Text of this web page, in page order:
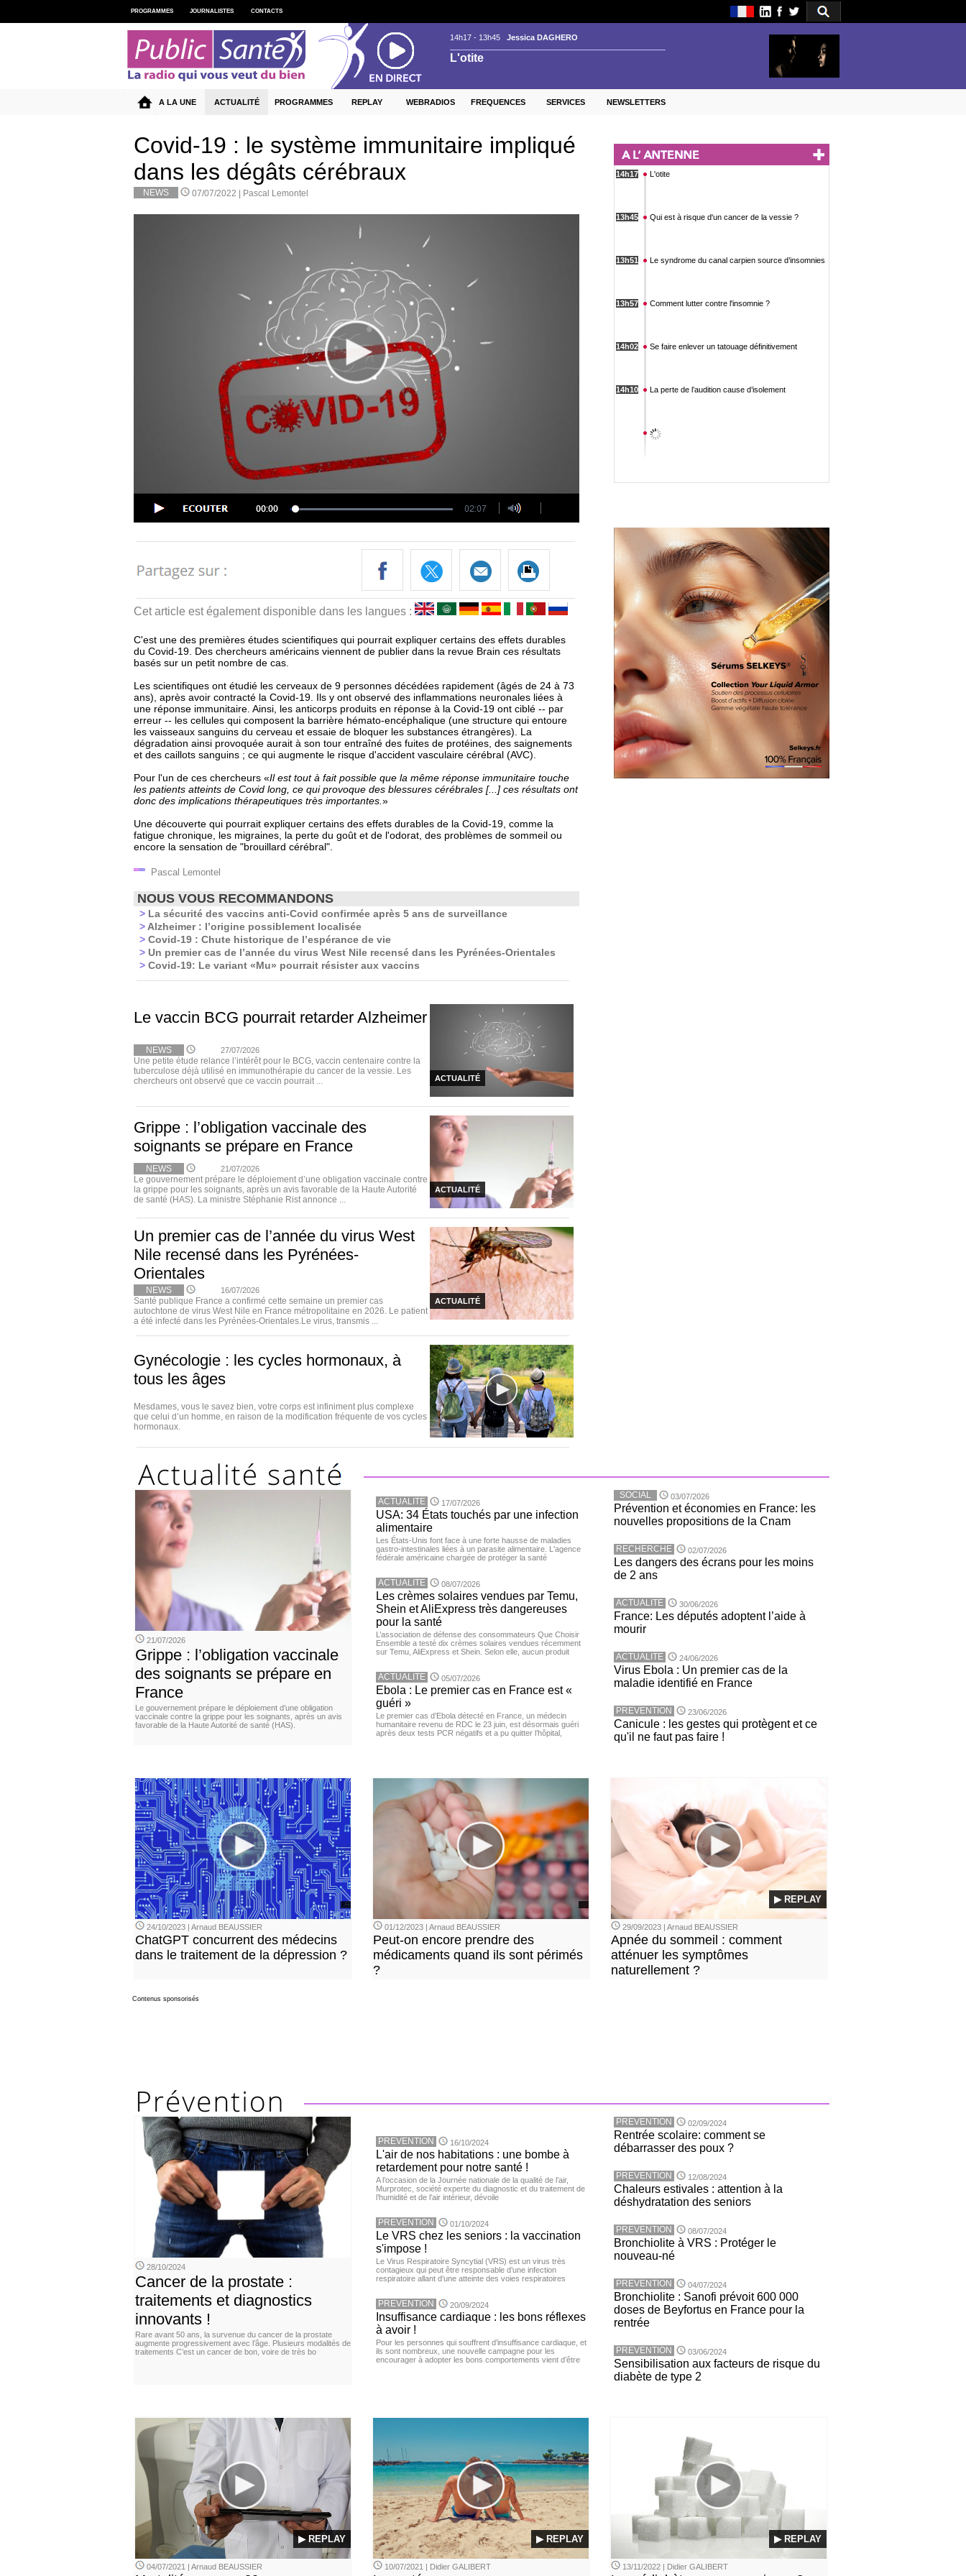
Covid-19 : le système immunitaire impliqué
dans les dégâts cérébraux
NEWS 07/07/2022 | Pascal Lemontel
Cet article est également disponible dans les langues :
C'est une des premières études scientifiques qui pourrait expliquer certains des effets durables
du Covid-19. Des chercheurs américains viennent de publier dans la revue Brain ces résultats
basés sur un petit nombre de cas.
Les scientifiques ont étudié les cerveaux de 9 personnes décédées rapidement (âgés de 24 à 73
ans), après avoir contracté la Covid-19. Ils y ont observé des inflammations neuronales liées à
une réponse immunitaire. Ainsi, les anticorps produits en réponse à la Covid-19 ont ciblé -- par
erreur -- les cellules qui composent la barrière hémato-encéphalique (une structure qui entoure
les vaisseaux sanguins du cerveau et essaie de bloquer les substances étrangères). La
dégradation ainsi provoquée aurait à son tour entraîné des fuites de protéines, des saignements
et des caillots sanguins ; ce qui augmente le risque d'accident vasculaire cérébral (AVC).
Pour l'un de ces chercheurs «Il est tout à fait possible que la même réponse immunitaire touche
les patients atteints de Covid long, ce qui provoque des blessures cérébrales [...] ces résultats ont
donc des implications thérapeutiques très importantes. »
Une découverte qui pourrait expliquer certains des effets durables de la Covid-19, comme la
fatigue chronique, les migraines, la perte du goût et de l'odorat, des problèmes de sommeil ou
encore la sensation de "brouillard cérébral".
Pascal Lemontel
NOUS VOUS RECOMMANDONS
> La sécurité des vaccins anti-Covid confirmée après 5 ans de surveillance
> Alzheimer : l’origine possiblement localisée
> Covid-19 : Chute historique de l’espérance de vie
> Un premier cas de l’année du virus West Nile recensé dans les Pyrénées-Orientales
> Covid-19: Le variant «Mu» pourrait résister aux vaccins
Le vaccin BCG pourrait retarder Alzheimer
ACTUALITÉ
NEWS 27/07/2026
Une petite étude relance l’intérêt pour le BCG, vaccin centenaire contre la
tuberculose déjà utilisé en immunothérapie du cancer de la vessie. Les
chercheurs ont observé que ce vaccin pourrait ...
Grippe : l’obligation vaccinale des
soignants se prépare en France
ACTUALITÉ
NEWS 21/07/2026
Le gouvernement prépare le déploiement d’une obligation vaccinale contre
la grippe pour les soignants, après un avis favorable de la Haute Autorité
de santé (HAS). La ministre Stéphanie Rist annonce ...
Un premier cas de l’année du virus West
Nile recensé dans les Pyrénées-
Orientales
ACTUALITÉ
NEWS 16/07/2026
Santé publique France a confirmé cette semaine un premier cas
autochtone de virus West Nile en France métropolitaine en 2026. Le patient
a été infecté dans les Pyrénées-Orientales.Le virus, transmis ...
Gynécologie : les cycles hormonaux, à
tous les âges
Mesdames, vous le savez bien, votre corps est infiniment plus complexe
que celui d’un homme, en raison de la modification fréquente de vos cycles
hormonaux.
21/07/2026
Grippe : l’obligation vaccinale
des soignants se prépare en
France
Le gouvernement prépare le déploiement d’une obligation
vaccinale contre la grippe pour les soignants, après un avis
favorable de la Haute Autorité de santé (HAS).
ACTUALITE 17/07/2026
USA: 34 États touchés par une infection
alimentaire
Les États-Unis font face à une forte hausse de maladies
gastro-intestinales liées à un parasite alimentaire. L'agence
fédérale américaine chargée de protéger la santé
ACTUALITE 08/07/2026
Les crèmes solaires vendues par Temu,
Shein et AliExpress très dangereuses
pour la santé
L’association de défense des consommateurs Que Choisir
Ensemble a testé dix crèmes solaires vendues récemment
sur Temu, AliExpress et Shein. Selon elle, aucun produit
ACTUALITE 05/07/2026
Ebola : Le premier cas en France est «
guéri »
Le premier cas d’Ebola détecté en France, un médecin
humanitaire revenu de RDC le 23 juin, est désormais guéri
après deux tests PCR négatifs et a pu quitter l’hôpital,
SOCIAL 03/07/2026
Prévention et économies en France: les
nouvelles propositions de la Cnam
RECHERCHE 02/07/2026
Les dangers des écrans pour les moins
de 2 ans
ACTUALITE 30/06/2026
France: Les députés adoptent l’aide à
mourir
ACTUALITE 24/06/2026
Virus Ebola : Un premier cas de la
maladie identifié en France
PREVENTION 23/06/2026
Canicule : les gestes qui protègent et ce
qu'il ne faut pas faire !
24/10/2023 | Arnaud BEAUSSIER
ChatGPT concurrent des médecins
dans le traitement de la dépression ?
01/12/2023 | Arnaud BEAUSSIER
Peut-on encore prendre des
médicaments quand ils sont périmés
?
▶ REPLAY
29/09/2023 | Arnaud BEAUSSIER
Apnée du sommeil : comment
atténuer les symptômes
naturellement ?
Contenus sponsorisés
28/10/2024
Cancer de la prostate :
traitements et diagnostics
innovants !
Rare avant 50 ans, la survenue du cancer de la prostate
augmente progressivement avec l’âge. Plusieurs modalités de
traitements C’est un cancer de bon, voire de très bo
PREVENTION 16/10/2024
L'air de nos habitations : une bombe à
retardement pour notre santé !
A l’occasion de la Journée nationale de la qualité de l’air,
Murprotec, société experte du diagnostic et du traitement de
l’humidité et de l’air intérieur, dévoile
PREVENTION 01/10/2024
Le VRS chez les seniors : la vaccination
s'impose !
Le Virus Respiratoire Syncytial (VRS) est un virus très
contagieux qui peut être responsable d’une infection
respiratoire allant d’une atteinte des voies respiratoires
PREVENTION 20/09/2024
Insuffisance cardiaque : les bons réflexes
à avoir !
Pour les personnes qui souffrent d’insuffisance cardiaque, et
ils sont nombreux, une nouvelle campagne pour les
encourager à adopter les bons comportements vient d’être
PREVENTION 02/09/2024
Rentrée scolaire: comment se
débarrasser des poux ?
PREVENTION 12/08/2024
Chaleurs estivales : attention à la
déshydratation des seniors
PREVENTION 08/07/2024
Bronchiolite à VRS : Protéger le
nouveau-né
PREVENTION 04/07/2024
Bronchiolite : Sanofi prévoit 600 000
doses de Beyfortus en France pour la
rentrée
PREVENTION 03/06/2024
Sensibilisation aux facteurs de risque du
diabète de type 2
▶ REPLAY
04/07/2021 | Arnaud BEAUSSIER
▶ REPLAY
10/07/2021 | Didier GALIBERT
▶ REPLAY
13/11/2022 | Didier GALIBERT
PROGRAMMES JOURNALISTES CONTACTS
A LA UNE ACTUALITÉ PROGRAMMES REPLAY WEBRADIOS FREQUENCES SERVICES NEWSLETTERS